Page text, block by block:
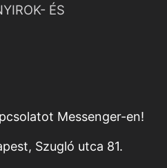
ÉS
Messenger-en!
Szugló utca 81.